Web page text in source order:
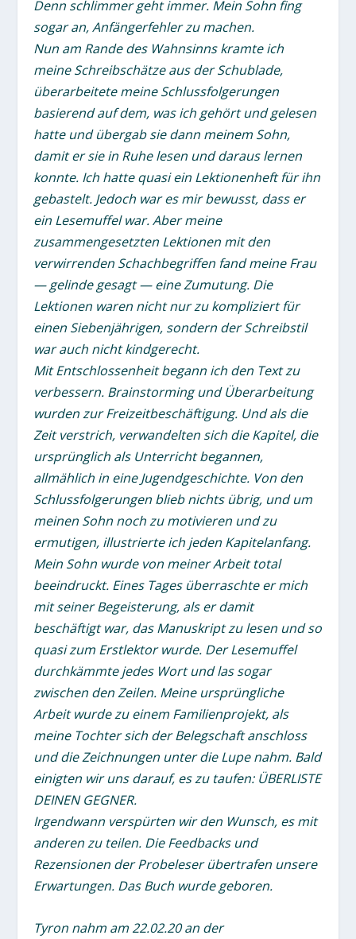
Denn schlimmer geht immer. Mein Sohn fing
sogar an, Anfängerfehler zu machen.
Nun am Rande des Wahnsinns kramte ich
meine Schreibschätze aus der Schublade,
überarbeitete meine Schlussfolgerungen
basierend auf dem, was ich gehört und gelesen
hatte und übergab sie dann meinem Sohn,
damit er sie in Ruhe lesen und daraus lernen
konnte. Ich hatte quasi ein Lektionenheft für ihn
gebastelt. Jedoch war es mir bewusst, dass er
ein Lesemuffel war. Aber meine
zusammengesetzten Lektionen mit den
verwirrenden Schachbegriffen fand meine Frau
— gelinde gesagt — eine Zumutung. Die
Lektionen waren nicht nur zu kompliziert für
einen Siebenjährigen, sondern der Schreibstil
war auch nicht kindgerecht.
Mit Entschlossenheit begann ich den Text zu
verbessern. Brainstorming und Überarbeitung
wurden zur Freizeitbeschäftigung. Und als die
Zeit verstrich, verwandelten sich die Kapitel, die
ursprünglich als Unterricht begannen,
allmählich in eine Jugendgeschichte. Von den
Schlussfolgerungen blieb nichts übrig, und um
meinen Sohn noch zu motivieren und zu
ermutigen, illustrierte ich jeden Kapitelanfang.
Mein Sohn wurde von meiner Arbeit total
beeindruckt. Eines Tages überraschte er mich
mit seiner Begeisterung, als er damit
beschäftigt war, das Manuskript zu lesen und so
quasi zum Erstlektor wurde. Der Lesemuffel
durchkämmte jedes Wort und las sogar
zwischen den Zeilen. Meine ursprüngliche
Arbeit wurde zu einem Familienprojekt, als
meine Tochter sich der Belegschaft anschloss
und die Zeichnungen unter die Lupe nahm. Bald
einigten wir uns darauf, es zu taufen: ÜBERLISTE
DEINEN GEGNER.
Irgendwann verspürten wir den Wunsch, es mit
anderen zu teilen. Die Feedbacks und
Rezensionen der Probeleser übertrafen unsere
Erwartungen. Das Buch wurde geboren.
Tyron nahm am 22.02.20 an der